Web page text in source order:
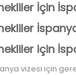
İçin
için
vizesi için